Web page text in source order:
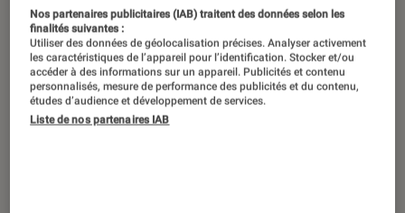
Tout ce qu’il faut savoir sur les puces M2
Pro et M2 Max d’Apple
ACTU
Informatique • 17 jan. 2023
Nos partenaires publicitaires (IAB) traitent des données selon les
finalités suivantes :
Utiliser des données de géolocalisation précises. Analyser activement
les caractéristiques de l’appareil pour l’identification. Stocker et/ou
accéder à des informations sur un appareil. Publicités et contenu
personnalisés, mesure de performance des publicités et du contenu,
études d’audience et développement de services.
Liste de nos partenaires IAB